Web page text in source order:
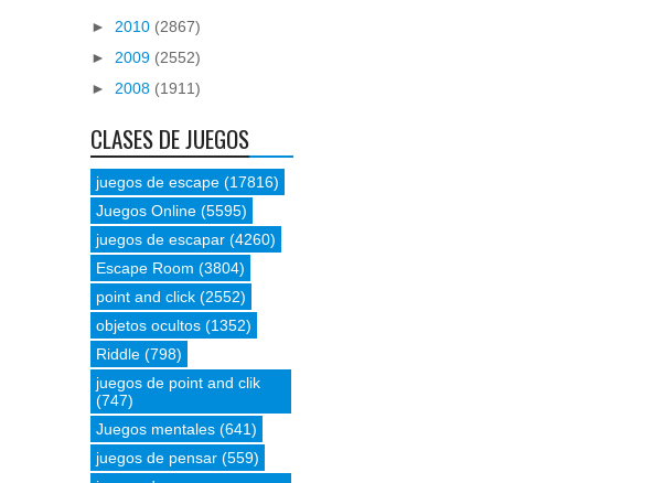
► 2010 (2867)
► 2009 (2552)
► 2008 (1911)
CLASES DE JUEGOS
juegos de escape (17816)
Juegos Online (5595)
juegos de escapar (4260)
Escape Room (3804)
point and click (2552)
objetos ocultos (1352)
Riddle (798)
juegos de point and clik
(747)
Juegos mentales (641)
juegos de pensar (559)